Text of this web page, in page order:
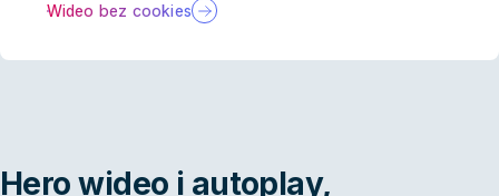
Wideo bez cookies
Hero wideo i autoplay,